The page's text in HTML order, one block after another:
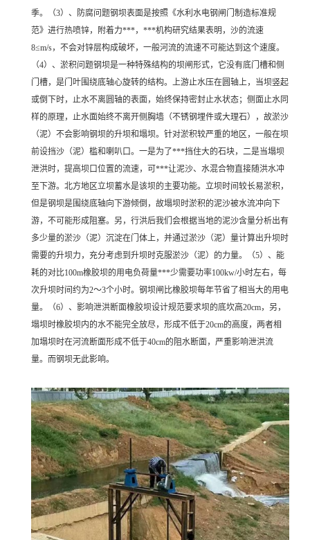
季。（3）、防腐问题钢坝表面是按照《水利水电钢闸门制造标准规
范》进行热喷锌，附着力***，***机构研究结果表明，沙的流速
8≤m/s，不会对锌层构成破坏，一般河流的流速不可能达到这个速度。
（4）、淤积问题钢坝是一种特殊结构的坝闸形式，它没有底门槽和侧
门槽，是门叶围绕底轴心旋转的结构。上游止水压在圆轴上，当坝竖起
或倒下时，止水不离圆轴的表面，始终保持密封止水状态；侧面止水同
样的原理，止水面始终不离开侧胸墙（不锈钢埋件或大理石），故淤沙
（泥）不会影响钢坝的升坝和塌坝。针对淤积较严重的地区，一般在坝
前设挡沙（泥）槛和喇叭口。一是为了***挡住大的石块，二是当塌坝
泄洪时，提高坝口位置的流速，可***让泥沙、水混合物直接随洪水冲
至下游。北方地区立坝蓄水是该坝的主要功能。立坝时间较长易淤积，
但是钢坝是围绕底轴向下游倾倒，故塌坝时淤积的泥沙被水流冲向下
游，不可能形成阻塞。另，行洪后我们会根据当地的泥沙含量分析出有
多少量的淤沙（泥）沉淀在门体上，并通过淤沙（泥）量计算出升坝时
需要的升坝力，充分考虑到升坝时克服淤沙（泥）的力量。（5）、能
耗的对比100m橡胶坝的用电负荷量***少需要功率100kw/小时左右，每
次升坝时间约为2～3个小时。钢坝闸比橡胶坝每年节省了相当大的用电
量。（6）、影响泄洪断面橡胶坝设计规范要求坝的底坎高20cm，另，
塌坝时橡胶坝内的水不能完全放尽，形成不低于20cm的高度，两者相
加塌坝时在河流断面形成不低于40cm的阻水断面，严重影响泄洪流
量。而钢坝无此影响。